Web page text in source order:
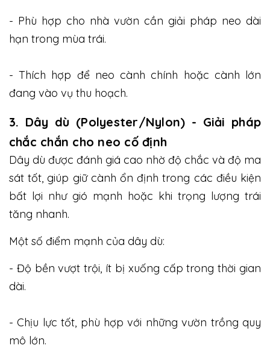
- Phù hợp cho nhà vườn cần giải pháp neo dài
hạn trong mùa trái.
- Thích hợp để neo cành chính hoặc cành lớn
đang vào vụ thu hoạch.
3. Dây dù (Polyester/Nylon) - Giải pháp
chắc chắn cho neo cố định
Dây dù được đánh giá cao nhờ độ chắc và độ ma
sát tốt, giúp giữ cành ổn định trong các điều kiện
bất lợi như gió mạnh hoặc khi trọng lượng trái
tăng nhanh.
Một số điểm mạnh của dây dù:
- Độ bền vượt trội, ít bị xuống cấp trong thời gian
dài.
- Chịu lực tốt, phù hợp với những vườn trồng quy
mô lớn.